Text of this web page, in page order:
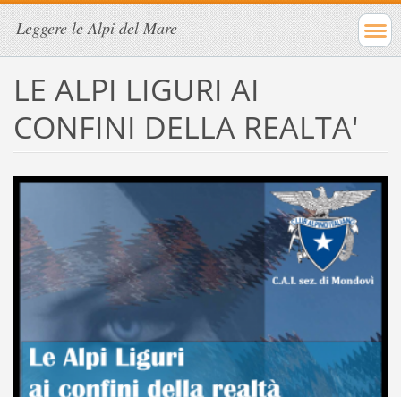
Leggere le Alpi del Mare
LE ALPI LIGURI AI
CONFINI DELLA REALTA'